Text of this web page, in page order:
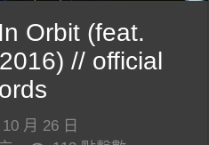
Orbit (feat.
// official
月 26 日